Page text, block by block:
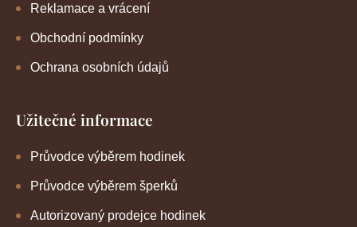
Reklamace a vrácení
Obchodní podmínky
Ochrana osobních údajů
Užitečné informace
Průvodce výběrem hodinek
Průvodce výběrem šperků
Autorizovaný prodejce hodinek